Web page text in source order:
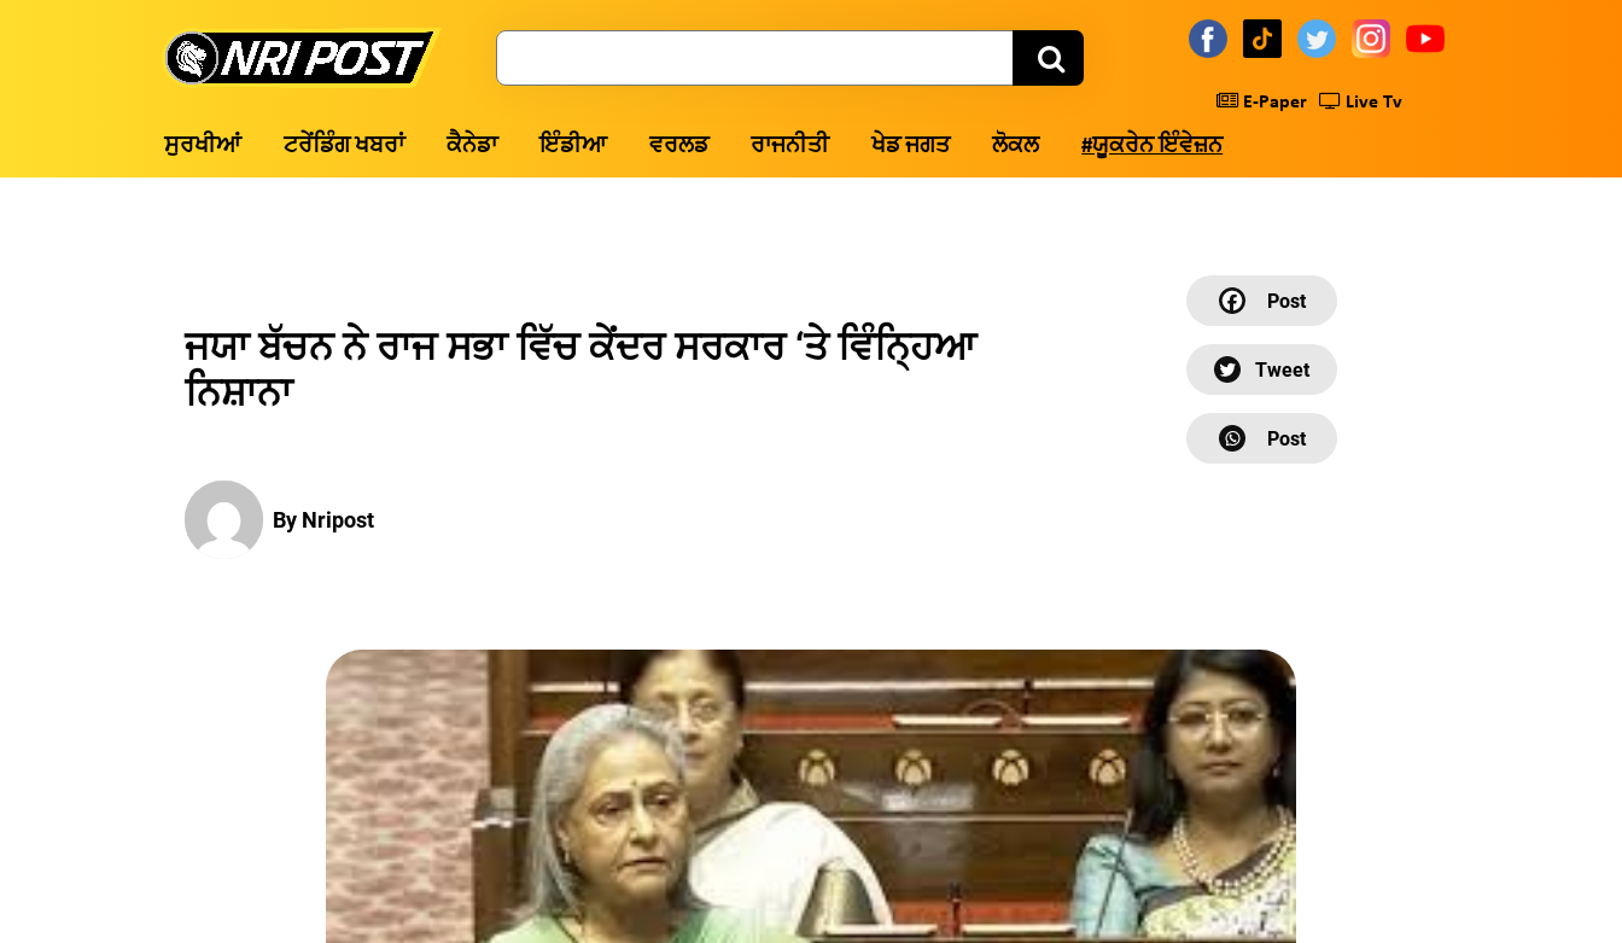
Post
Search
E-Paper Live Tv
ਸੁਰਖੀਆਂ ਟਰੇਂਡਿੰਗ ਖਬਰਾਂ ਕੈਨੇਡਾ ਇੰਡੀਆ ਵਰਲਡ ਰਾਜਨੀਤੀ ਖੇਡ ਜਗਤ ਲੋਕਲ #ਯੂਕਰੇਨ ਇੰਵੇਜ਼ਨ
ਜਯਾ ਬੱਚਨ ਨੇ ਰਾਜ ਸਭਾ ਵਿੱਚ ਕੇਂਦਰ ਸਰਕਾਰ ‘ਤੇ ਵਿੰਨ੍ਹਿਆ
ਨਿਸ਼ਾਨਾ
By Nripost